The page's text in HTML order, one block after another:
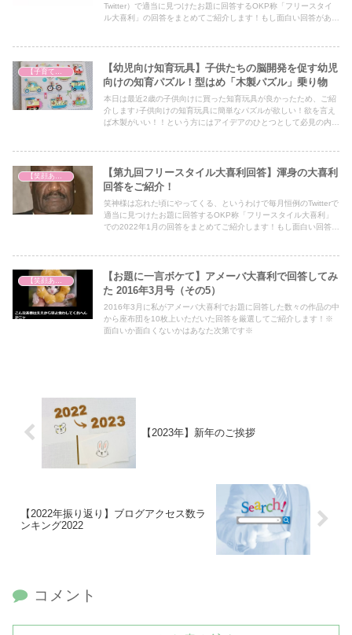
Twitter）で適当に見つけたお題に回答するOKP称「フリースタイ
ル大喜利」の回答をまとめてご紹介します！もし面白い回答があれ
【幼児向け知育玩具】子供たちの脳開発を促す幼児
向けの知育パズル！型はめ「木製パズル」乗り物
本日は最近2歳の子供向けに買った知育玩具が良かったため、ご紹
介します♪子供向けの知育玩具に簡単なパズルが欲しい！欲を言え
ば木製がいい！！という方にはアイデアのひとつとして必見の内容
【第九回フリースタイル大喜利回答】渾身の大喜利
回答をご紹介！
笑神様は忘れた頃にやってくる、というわけで毎月恒例のTwitterで
適当に見つけたお題に回答するOKP称「フリースタイル大喜利」
での2022年1月の回答をまとめてご紹介します！もし面白い回答が
【お題に一言ボケて】アメーバ大喜利で回答してみ
た 2016年3月号（その5）
2016年3月に私がアメーバ大喜利でお題に回答した数々の作品の中
から座布団を10枚上いただいた回答を厳選してご紹介します！※
面白いか面白くないかはあなた次第です※
【2023年】新年のご挨拶
【2022年振り返り】ブログアクセス数ラ
ンキング2022
コメント